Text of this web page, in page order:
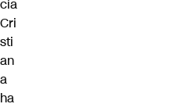
cia
Cri
sti
an
a
ha